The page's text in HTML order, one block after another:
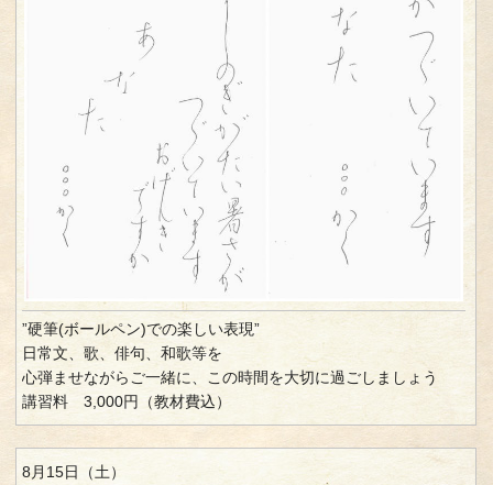
”硬筆(ボールペン)での楽しい表現”
日常文、歌、俳句、和歌等を
心弾ませながらご一緒に、この時間を大切に過ごしましょう
講習料 3,000円（教材費込）
8月15日（土）